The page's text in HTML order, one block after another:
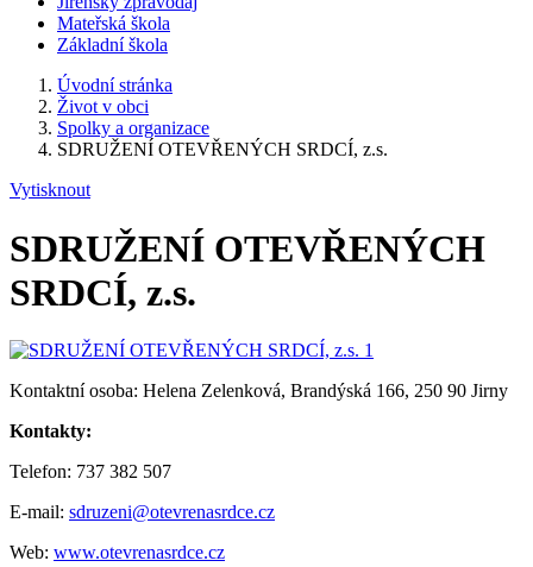
Mateřská škola
Základní škola
Úvodní stránka
Život v obci
Spolky a organizace
SDRUŽENÍ OTEVŘENÝCH SRDCÍ, z.s.
Vytisknout
SDRUŽENÍ OTEVŘENÝCH
SRDCÍ, z.s.
Kontaktní osoba: Helena Zelenková, Brandýská 166, 250 90 Jirny
Kontakty:
Telefon: 737 382 507
E-mail: sdruzeni@otevrenasrdce.cz
Web: www.otevrenasrdce.cz